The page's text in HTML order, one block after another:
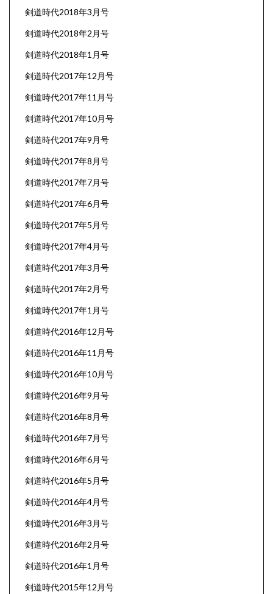
剣道時代2018年3月号
剣道時代2018年2月号
剣道時代2018年1月号
剣道時代2017年12月号
剣道時代2017年11月号
剣道時代2017年10月号
剣道時代2017年9月号
剣道時代2017年8月号
剣道時代2017年7月号
剣道時代2017年6月号
剣道時代2017年5月号
剣道時代2017年4月号
剣道時代2017年3月号
剣道時代2017年2月号
剣道時代2017年1月号
剣道時代2016年12月号
剣道時代2016年11月号
剣道時代2016年10月号
剣道時代2016年9月号
剣道時代2016年8月号
剣道時代2016年7月号
剣道時代2016年6月号
剣道時代2016年5月号
剣道時代2016年4月号
剣道時代2016年3月号
剣道時代2016年2月号
剣道時代2016年1月号
剣道時代2015年12月号